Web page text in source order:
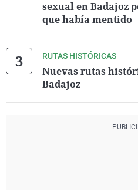
sexual en Badajoz
que había mentido
RUTAS HISTÓRICAS
Nuevas rutas
Badajoz